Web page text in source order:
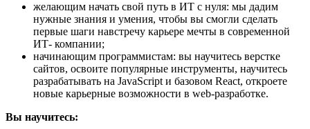
желающим начать свой путь в ИТ с нуля: мы дадим
нужные знания и умения, чтобы вы смогли сделать
первые шаги навстречу карьере мечты в современной
ИТ- компании;
начинающим программистам: вы научитесь верстке
сайтов, освоите популярные инструменты, научитесь
разрабатывать на JavaScript и базовом React, откроете
новые карьерные возможности в web-разработке.
Вы научитесь: